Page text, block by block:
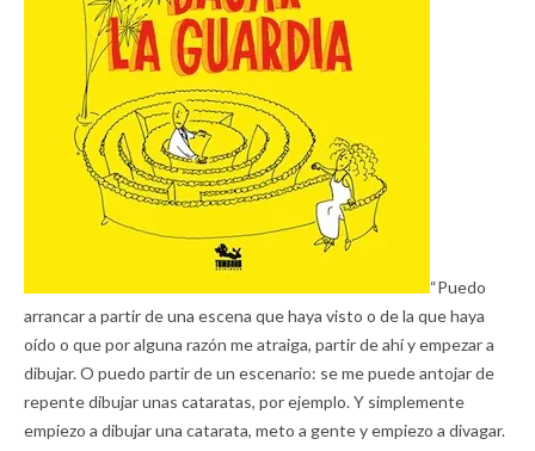
“Puedo
arrancar a partir de una escena que haya visto o de la que haya
oído o que por alguna razón me atraiga, partir de ahí y empezar a
dibujar. O puedo partir de un escenario: se me puede antojar de
repente dibujar unas cataratas, por ejemplo. Y simplemente
empiezo a dibujar una catarata, meto a gente y empiezo a divagar.